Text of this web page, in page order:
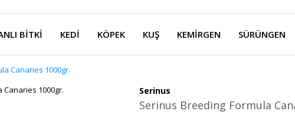
BİTKİ KEDİ KÖPEK KUŞ KEMİRGEN SÜRÜNGEN
Canaries 1000gr.
Serinus
Serinus Breeding Formula